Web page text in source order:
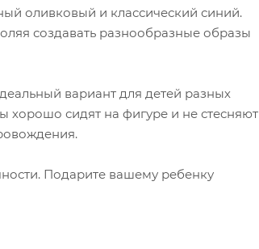
оливковый и классический синий.
создавать разнообразные образы
вариант для детей разных
хорошо сидят на фигуре и не стесняют
Подарите вашему ребенку